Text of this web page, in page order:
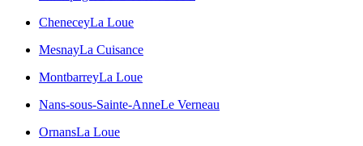
CheneceyLa Loue
MesnayLa Cuisance
MontbarreyLa Loue
Nans-sous-Sainte-AnneLe Verneau
OrnansLa Loue